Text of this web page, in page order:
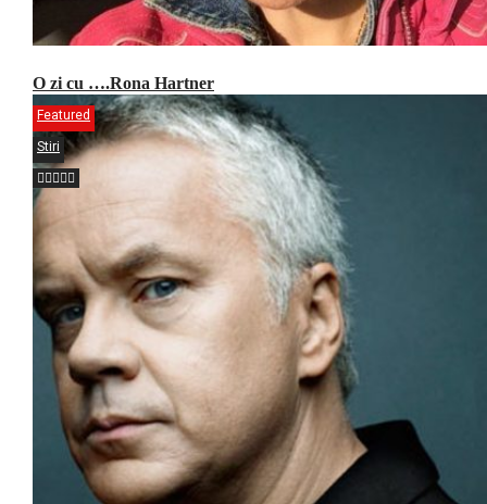
O zi cu ….Rona Hartner
Featured
Stiri